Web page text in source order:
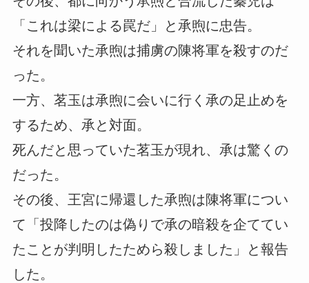
「これは梁による罠だ」と承煦に忠告。
それを聞いた承煦は捕虜の陳将軍を殺すのだ
った。
一方、茗玉は承煦に会いに行く承の足止めを
するため、承と対面。
死んだと思っていた茗玉が現れ、承は驚くの
だった。
その後、王宮に帰還した承煦は陳将軍につい
て「投降したのは偽りで承の暗殺を企ててい
たことが判明したためら殺しました」と報告
した。